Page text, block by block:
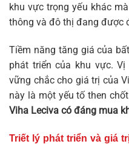
khu vực trọng yếu khác
thông và đô thị đang được
Tiềm năng tăng giá của
phát triển của khu vực.
vững chắc cho giá trị của
này là một yếu tố then
Viha Leciva có đáng mua
Triết lý phát triển và giá